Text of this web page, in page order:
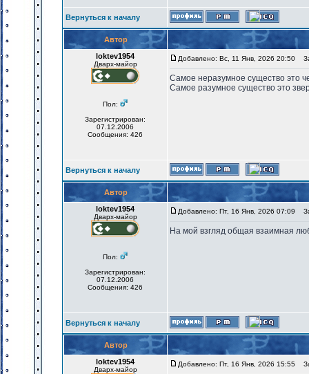
Вернуться к началу
Автор
loktev1954
Дварх-майор
Пол:
Зарегистрирован:
07.12.2006
Сообщения: 426
Добавлено: Вс, 11 Янв, 2026 20:50
Самое неразумное существо это
Самое разумное существо это
Вернуться к началу
Автор
loktev1954
Дварх-майор
Пол:
Зарегистрирован:
07.12.2006
Сообщения: 426
Добавлено: Пт, 16 Янв, 2026 07:09
На мой взгляд общая взаимная
Вернуться к началу
Автор
loktev1954
Дварх-майор
Добавлено: Пт, 16 Янв, 2026 15:55